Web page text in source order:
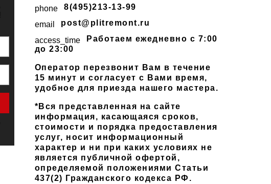
phone
8(495)213-13-99
email
post@plitremont.ru
access_time
Работаем ежедневно c 7:00
до 23:00
Оператор перезвонит Вам в течение
15 минут и согласует с Вами время,
удобное для приезда нашего мастера.
*Вся представленная на сайте
информация, касающаяся сроков,
стоимости и порядка предоставления
услуг, носит информационный
характер и ни при каких условиях не
является публичной офертой,
определяемой положениями Статьи
437(2) Гражданского кодекса РФ.